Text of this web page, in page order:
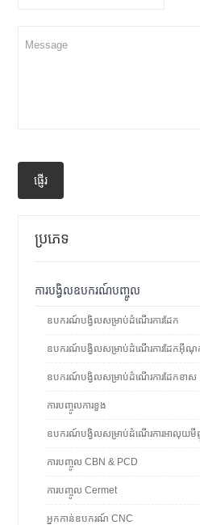
ផ្ញើរ
ប្រភេទ
ការបង្វិលឧបករណ៍បញ្ចូល
ឧបករណ៍បង្វិលសម្រាប់ដំណើរការដែក
ឧបករណ៍បង្វិលសម្រាប់ដំណើរការដែកអ៊ីណុ
ឧបករណ៍បង្វិលសម្រាប់ដំណើរការដែកខាស
ការបញ្ចូលការខួង
ឧបករណ៍បង្វិលសម្រាប់ដំណើរការអាលុយ
ការបញ្ចូល CBN & PCD
ការបញ្ចូល Cermet
អ្នកកាន់ឧបករណ៍ CNC